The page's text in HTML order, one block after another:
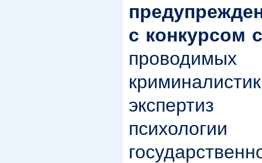
с конкурсом